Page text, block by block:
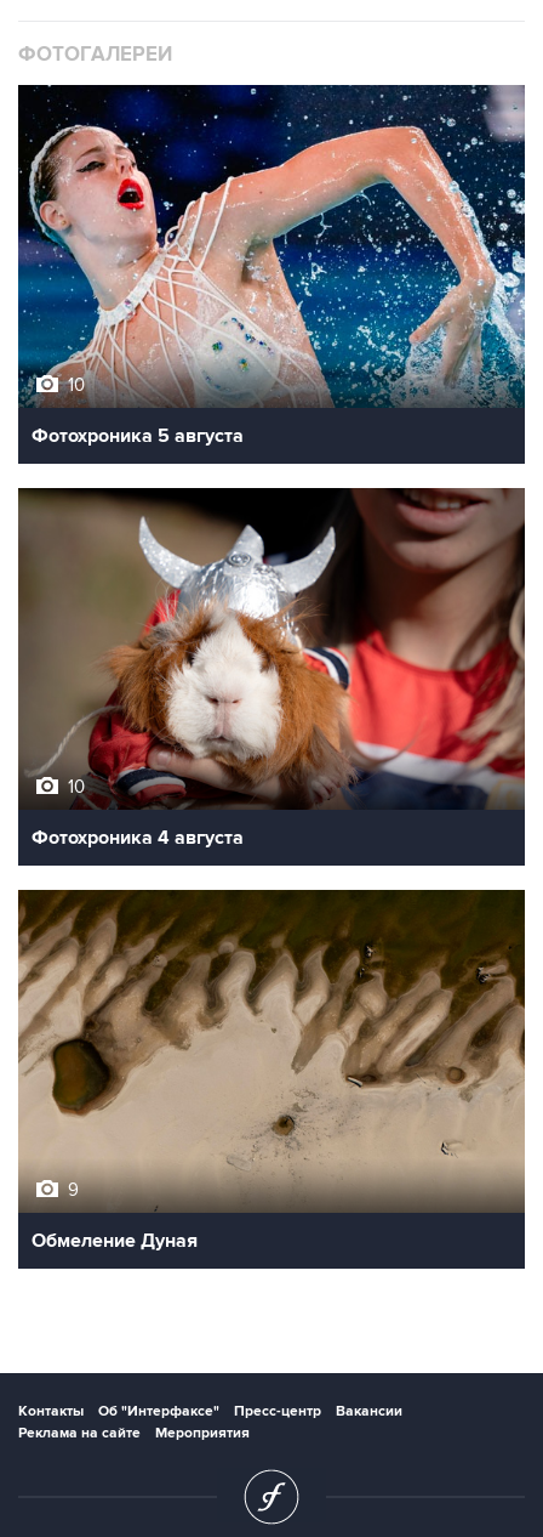
ФОТОГАЛЕРЕИ
10
Фотохроника 5 августа
10
Фотохроника 4 августа
9
Обмеление Дуная
Контакты Об "Интерфаксе" Пресс-центр
Вакансии
Реклама на сайте
Мероприятия